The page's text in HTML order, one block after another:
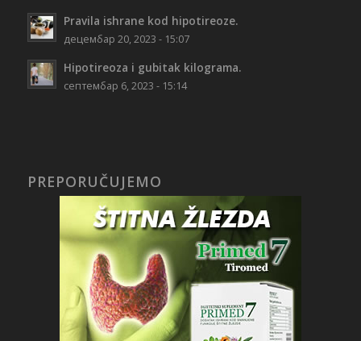
Pravila ishrane kod hipotireoze.
децембар 20, 2023 - 15:07
Hipotireoza i gubitak kilograma.
септембар 6, 2023 - 15:14
PREPORUČUJEMO